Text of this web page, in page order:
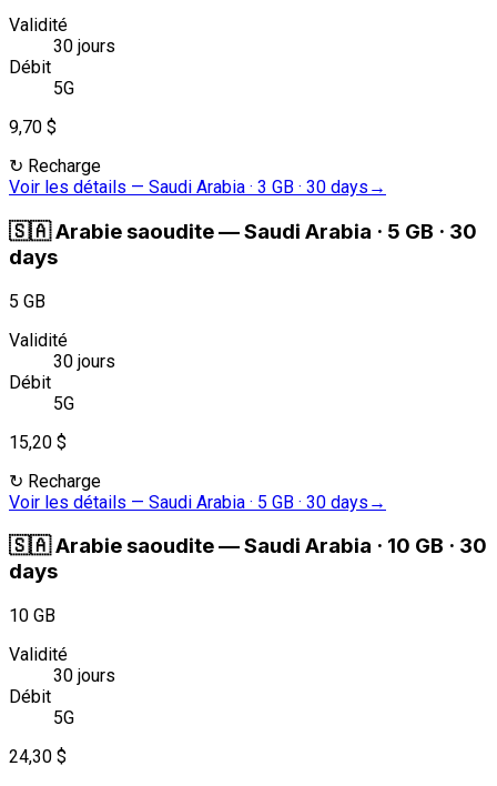
Validité
30 jours
Débit
5G
9,70 $
↻ Recharge
Voir les détails — Saudi Arabia · 3 GB · 30 days →
🇸🇦Arabie saoudite—Saudi Arabia · 5 GB · 30
days
5 GB
Validité
30 jours
Débit
5G
15,20 $
↻ Recharge
Voir les détails — Saudi Arabia · 5 GB · 30 days →
🇸🇦Arabie saoudite—Saudi Arabia · 10 GB · 30
days
10 GB
Validité
30 jours
Débit
5G
24,30 $